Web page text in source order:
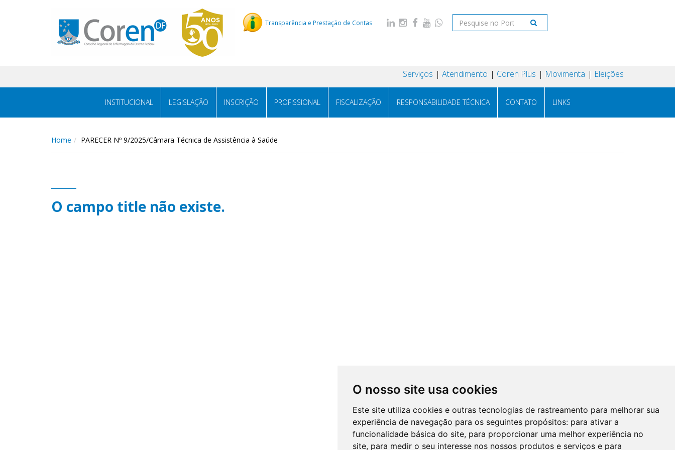
O nosso site usa cookies
Este site utiliza cookies e outras tecnologias de rastreamento para melhorar sua
experiência de navegação para os seguintes propósitos: para ativar a
funcionalidade básica do site, para proporcionar uma melhor experiência no
site, para medir o seu interesse nos nossos produtos e serviços e para
Transparência e Prestação de Contas
Serviços Atendimento Coren Plus Movimenta Eleições
INSTITUCIONAL LEGISLAÇÃO INSCRIÇÃO PROFISSIONAL FISCALIZAÇÃO RESPONSABILIDADE TÉCNICA CONTATO LINKS
Home PARECER Nº 9/2025/Câmara Técnica de Assistência à Saúde
O campo title não existe.